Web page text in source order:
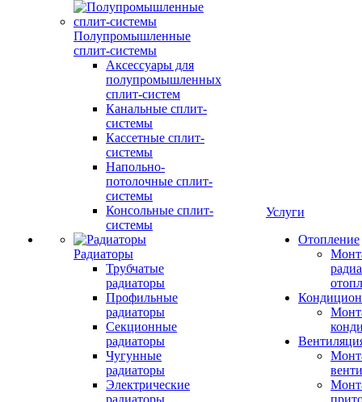
Полупромышленные
сплит-системы
Аксессуары для
полупромышленных
сплит-систем
Канальные сплит-
системы
Кассетные сплит-
системы
Напольно-
потолочные сплит-
системы
Консольные сплит-
системы
Радиаторы
Трубчатые
радиаторы
Профильные
радиаторы
Секционные
радиаторы
Чугунные
радиаторы
Электрические
радиаторы
Услуги
Отопление